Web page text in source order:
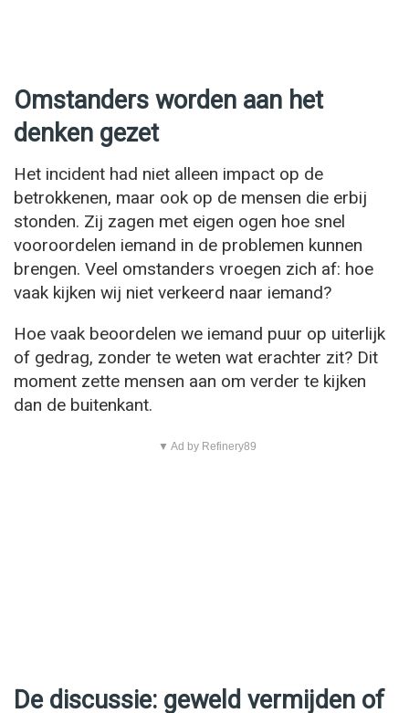
Omstanders worden aan het
denken gezet
Het incident had niet alleen impact op de
betrokkenen, maar ook op de mensen die erbij
stonden. Zij zagen met eigen ogen hoe snel
vooroordelen iemand in de problemen kunnen
brengen. Veel omstanders vroegen zich af: hoe
vaak kijken wij niet verkeerd naar iemand?
Hoe vaak beoordelen we iemand puur op uiterlijk
of gedrag, zonder te weten wat erachter zit? Dit
moment zette mensen aan om verder te kijken
dan de buitenkant.
▼ Ad by Refinery89
De discussie: geweld vermijden of